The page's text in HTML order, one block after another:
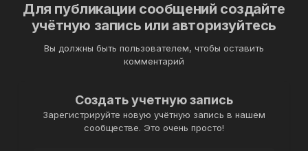
Для публикации сообщений создайте
учётную запись или авторизуйтесь
Вы должны быть пользователем, чтобы оставить
комментарий
Создать учетную запись
Зарегистрируйте новую учётную запись в нашем
сообществе. Это очень просто!